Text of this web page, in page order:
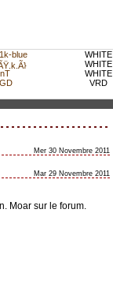
blue WHITE
WHITE
WHITE
VRD
Mer 30 Novembre 2011
Mar 29 Novembre 2011
Moar sur le forum.